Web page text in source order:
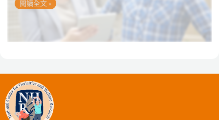
閱讀全文 »